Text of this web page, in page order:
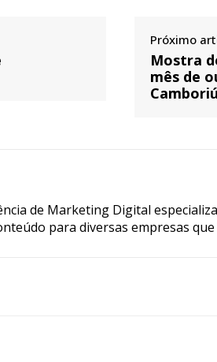
Próximo
Mostra
mês de
Camboriú
de Marketing Digital
para diversas empresas